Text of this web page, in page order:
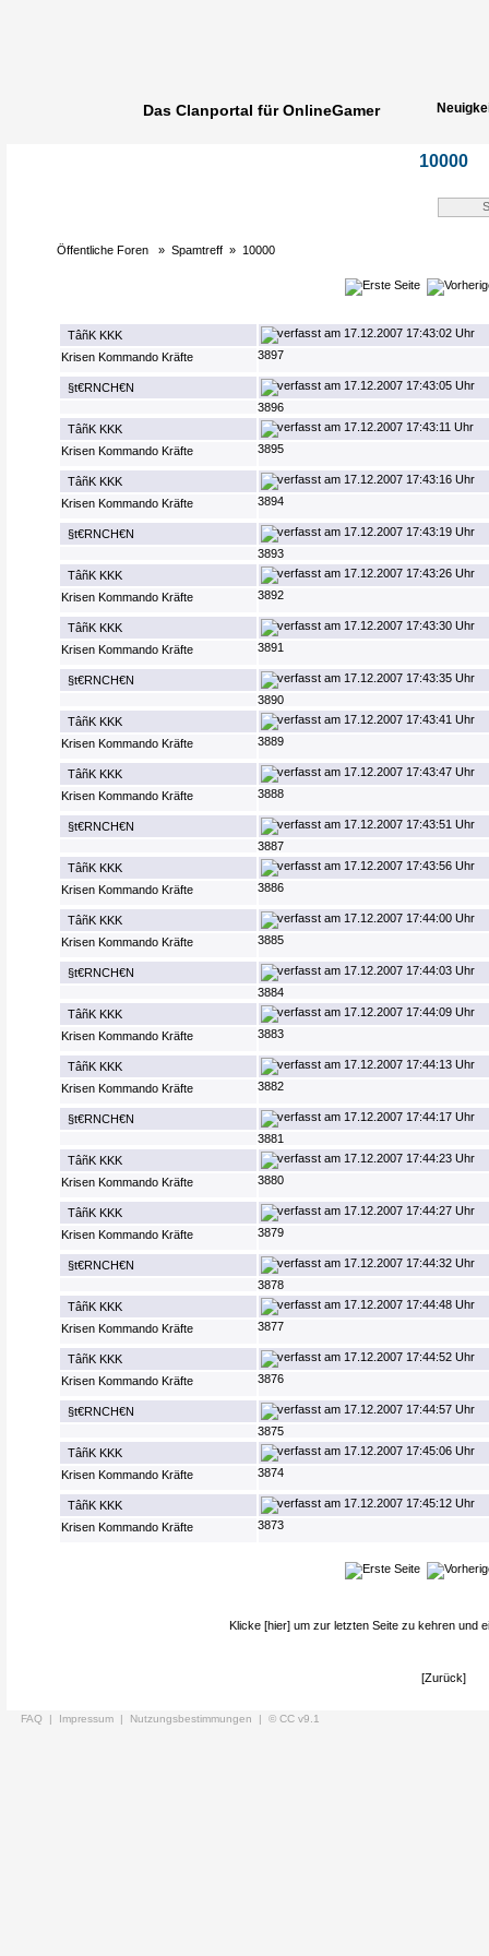
Das Clanportal für OnlineGamer
10000
Öffentliche Foren »Spamtreff » 10000
TâñK KKK
17.12.2007 17:43:02 Uhr
Krisen Kommando Kräfte
3897
§t€RNCH€N
17.12.2007 17:43:05 Uhr
3896
TâñK KKK
17.12.2007 17:43:11 Uhr
Krisen Kommando Kräfte
3895
TâñK KKK
17.12.2007 17:43:16 Uhr
Krisen Kommando Kräfte
3894
§t€RNCH€N
17.12.2007 17:43:19 Uhr
3893
TâñK KKK
17.12.2007 17:43:26 Uhr
Krisen Kommando Kräfte
3892
TâñK KKK
17.12.2007 17:43:30 Uhr
Krisen Kommando Kräfte
3891
§t€RNCH€N
17.12.2007 17:43:35 Uhr
3890
TâñK KKK
17.12.2007 17:43:41 Uhr
Krisen Kommando Kräfte
3889
TâñK KKK
17.12.2007 17:43:47 Uhr
Krisen Kommando Kräfte
3888
§t€RNCH€N
17.12.2007 17:43:51 Uhr
3887
TâñK KKK
17.12.2007 17:43:56 Uhr
Krisen Kommando Kräfte
3886
TâñK KKK
17.12.2007 17:44:00 Uhr
Krisen Kommando Kräfte
3885
§t€RNCH€N
17.12.2007 17:44:03 Uhr
3884
TâñK KKK
17.12.2007 17:44:09 Uhr
Krisen Kommando Kräfte
3883
TâñK KKK
17.12.2007 17:44:13 Uhr
Krisen Kommando Kräfte
3882
§t€RNCH€N
17.12.2007 17:44:17 Uhr
3881
TâñK KKK
17.12.2007 17:44:23 Uhr
Krisen Kommando Kräfte
3880
TâñK KKK
17.12.2007 17:44:27 Uhr
Krisen Kommando Kräfte
3879
§t€RNCH€N
17.12.2007 17:44:32 Uhr
3878
TâñK KKK
17.12.2007 17:44:48 Uhr
Krisen Kommando Kräfte
3877
TâñK KKK
17.12.2007 17:44:52 Uhr
Krisen Kommando Kräfte
3876
§t€RNCH€N
17.12.2007 17:44:57 Uhr
3875
TâñK KKK
17.12.2007 17:45:06 Uhr
Krisen Kommando Kräfte
3874
TâñK KKK
17.12.2007 17:45:12 Uhr
Krisen Kommando Kräfte
3873
Klicke [hier] um zur letzten Seite zu kehren und
[Zurück]
FAQ | Impressum | Nutzungsbestimmungen | © CC v9.1